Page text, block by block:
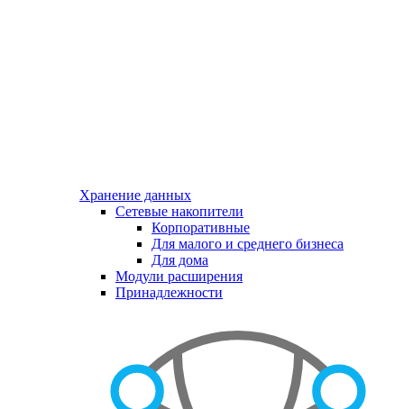
Хранение данных
Сетевые накопители
Корпоративные
Для малого и среднего бизнеса
Для дома
Модули расширения
Принадлежности